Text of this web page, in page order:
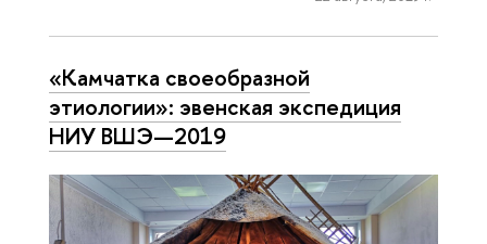
«Камчатка свое­об­раз­ной
этиологии»: эвенская экспедиция
НИУ ВШЭ—2019